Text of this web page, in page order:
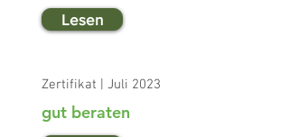
Lesen
Zertifikat | Juli 2023
gut beraten